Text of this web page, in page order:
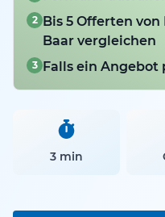
2 Bis 5 Offerten
Baar vergleichen
3 Falls ein Angebot
3 min